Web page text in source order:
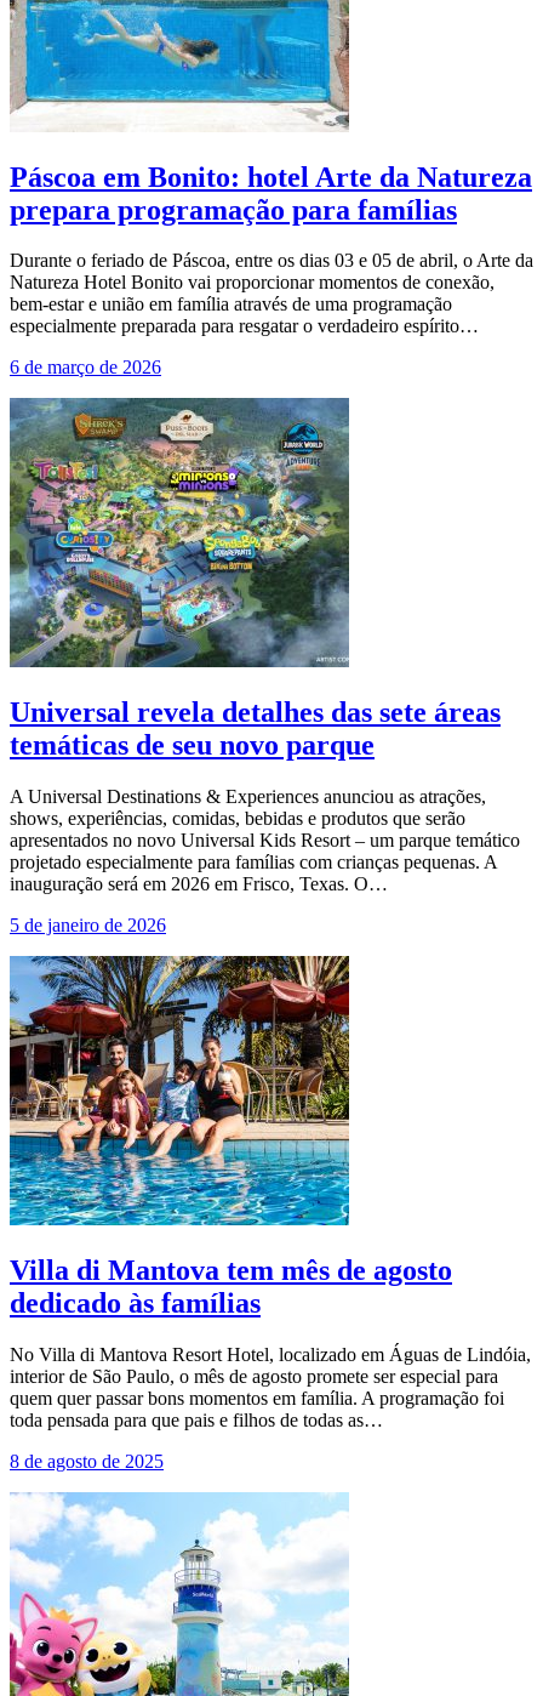
Páscoa em Bonito: hotel Arte da Natureza
prepara programação para famílias
Durante o feriado de Páscoa, entre os dias 03 e 05 de abril, o Arte da
Natureza Hotel Bonito vai proporcionar momentos de conexão,
bem-estar e união em família através de uma programação
especialmente preparada para resgatar o verdadeiro espírito…
6 de março de 2026
Universal revela detalhes das sete áreas
temáticas de seu novo parque
A Universal Destinations & Experiences anunciou as atrações,
shows, experiências, comidas, bebidas e produtos que serão
apresentados no novo Universal Kids Resort – um parque temático
projetado especialmente para famílias com crianças pequenas. A
inauguração será em 2026 em Frisco, Texas. O…
5 de janeiro de 2026
Villa di Mantova tem mês de agosto
dedicado às famílias
No Villa di Mantova Resort Hotel, localizado em Águas de Lindóia,
interior de São Paulo, o mês de agosto promete ser especial para
quem quer passar bons momentos em família. A programação foi
toda pensada para que pais e filhos de todas as…
8 de agosto de 2025